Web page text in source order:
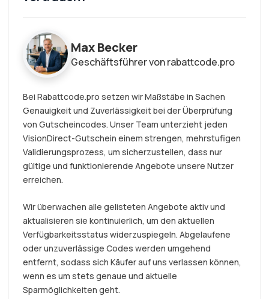
Max Becker
Geschäftsführer von rabattcode.pro
Bei Rabattcode.pro setzen wir Maßstäbe in Sachen
Genauigkeit und Zuverlässigkeit bei der Überprüfung
von Gutscheincodes. Unser Team unterzieht jeden
VisionDirect-Gutschein einem strengen, mehrstufigen
Validierungsprozess, um sicherzustellen, dass nur
gültige und funktionierende Angebote unsere Nutzer
erreichen.
Wir überwachen alle gelisteten Angebote aktiv und
aktualisieren sie kontinuierlich, um den aktuellen
Verfügbarkeitsstatus widerzuspiegeln. Abgelaufene
oder unzuverlässige Codes werden umgehend
entfernt, sodass sich Käufer auf uns verlassen können,
wenn es um stets genaue und aktuelle
Sparmöglichkeiten geht.